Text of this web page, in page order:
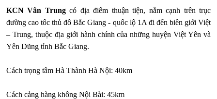
KCN Vân Trungcó địa điểm thuận tiện, nằm cạnh trên trục
đường cao tốc thủ đô Bắc Giang - quốc lộ 1A đi đến biên giới Việt
– Trung, thuộc địa giới hành chính của những huyện Việt Yên và
Yên Dũng tỉnh Bắc Giang.
Cách trọng tâm Hà Thành Hà Nội: 40km
Cách cảng hàng không Nội Bài: 45km